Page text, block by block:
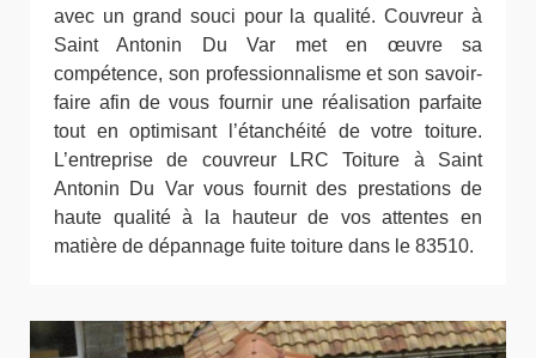
avec un grand souci pour la qualité. Couvreur à
Saint Antonin Du Var met en œuvre sa
compétence, son professionnalisme et son savoir-
faire afin de vous fournir une réalisation parfaite
tout en optimisant l’étanchéité de votre toiture.
L’entreprise de couvreur LRC Toiture à Saint
Antonin Du Var vous fournit des prestations de
haute qualité à la hauteur de vos attentes en
matière de dépannage fuite toiture dans le 83510.